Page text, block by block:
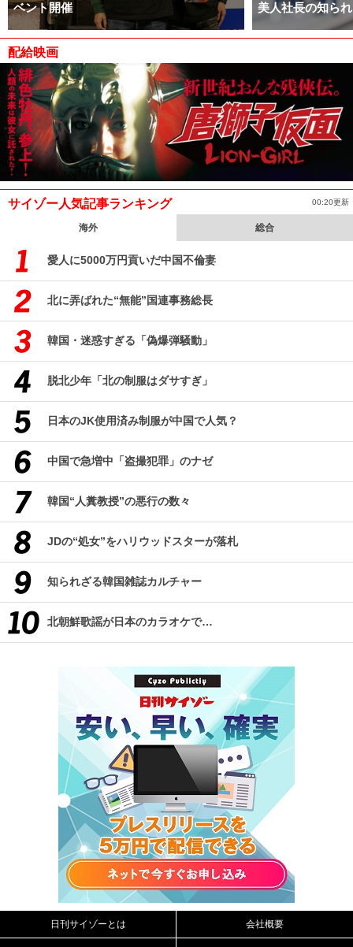
ベント開催
美人社長の知ら
配給映画
サイゾー人気記事ランキング 00:20更新
海外 総合
愛人に5000万円貢いだ中国不倫妻
北に弄ばれた“無能”国連事務総長
韓国・迷惑すぎる「偽爆弾騒動」
脱北少年「北の制服はダサすぎ」
日本のJK使用済み制服が中国で人気？
中国で急増中「盗撮犯罪」のナゼ
韓国“人糞教授”の悪行の数々
JDの“処女”をハリウッドスターが落札
知られざる韓国雑誌カルチャー
北朝鮮歌謡が日本のカラオケで…
日刊サイゾーとは 会社概要